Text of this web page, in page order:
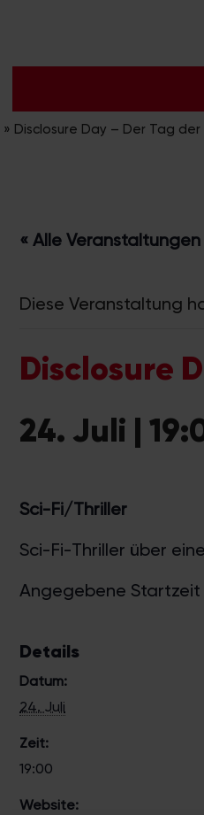
» Disclosure Day – Der Tag
« Alle Veranstaltungen
Diese Veranstaltung
Disclosure
24. Juli |
Sci-Fi/Thriller
Sci-Fi-Thriller über
Angegebene Startzeit
Details
Datum:
24. Juli
Zeit:
19:00
Website: